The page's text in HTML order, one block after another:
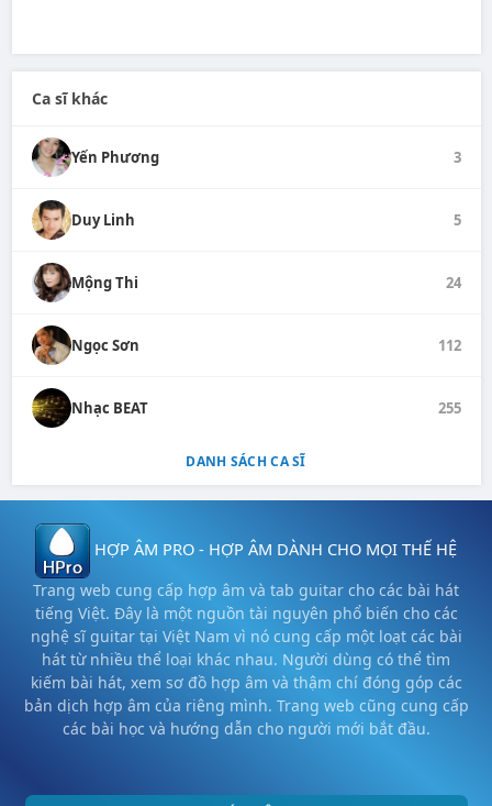
Ca sĩ khác
Yến Phương 3
Duy Linh 5
Mộng Thi 24
Ngọc Sơn 112
Nhạc BEAT 255
DANH SÁCH CA SĨ
HỢP ÂM PRO - HỢP ÂM DÀNH CHO MỌI THẾ HỆ
Trang web cung cấp hợp âm và tab guitar cho các bài hát
tiếng Việt. Đây là một nguồn tài nguyên phổ biến cho các
nghệ sĩ guitar tại Việt Nam vì nó cung cấp một loạt các bài
hát từ nhiều thể loại khác nhau. Người dùng có thể tìm
kiếm bài hát, xem sơ đồ hợp âm và thậm chí đóng góp các
bản dịch hợp âm của riêng mình. Trang web cũng cung cấp
các bài học và hướng dẫn cho người mới bắt đầu.